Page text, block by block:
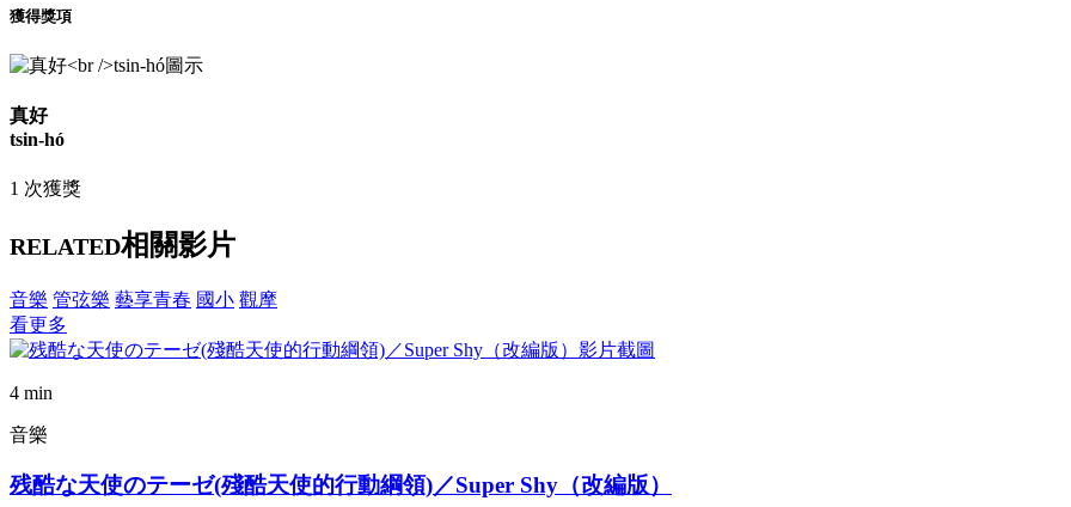
獲得獎項
真好
tsin-hó
1 次獲獎
RELATED相關影片
音樂 管弦樂 藝享青春 國小 觀摩
看更多
4 min
音樂
残酷な天使のテーゼ(殘酷天使的行動綱領)／Super Shy（改編版）